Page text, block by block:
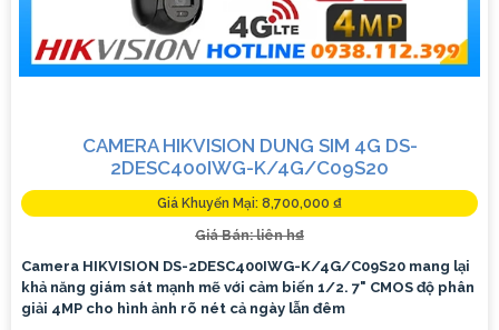
CAMERA HIKVISION DUNG SIM 4G DS-
2DESC400IWG-K/4G/C09S20
Giá Khuyến Mại: 8,700,000 ₫
Giá Bán: liên h₫
Camera HIKVISION DS-2DESC400IWG-K/4G/C09S20 mang lại
khả năng giám sát mạnh mẽ với cảm biến 1/2. 7" CMOS độ phân
giải 4MP cho hình ảnh rõ nét cả ngày lẫn đêm